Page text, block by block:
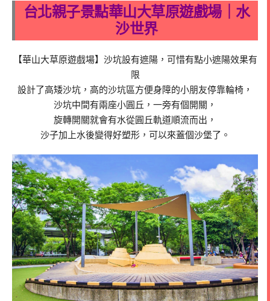
台北親子景點華山大草原遊戲場｜水
沙世界
【華山大草原遊戲場】沙坑設有遮陽，可惜有點小遮陽效果有
限
設計了高矮沙坑，高的沙坑區方便身障的小朋友停靠輪椅，
沙坑中間有兩座小圓丘，一旁有個開關，
旋轉開關就會有水從圓丘軌道順流而出，
沙子加上水後變得好塑形，可以來蓋個沙堡了。